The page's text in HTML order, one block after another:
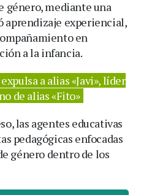
género, mediante una
aprendizaje experiencial,
en
a la infancia.
a alias «Javi», líder
de alias «Fito»
las agentes educativas
pedagógicas enfocadas
género dentro de los